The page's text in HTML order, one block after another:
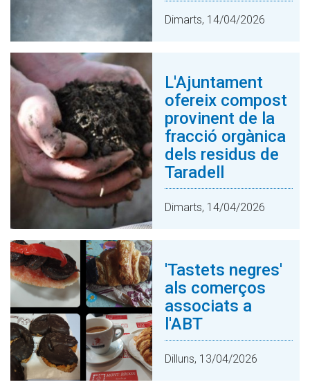
Dimarts, 14/04/2026
L'Ajuntament
ofereix compost
provinent de la
fracció orgànica
dels residus de
Taradell
Dimarts, 14/04/2026
'Tastets negres'
als comerços
associats a
l'ABT
Dilluns, 13/04/2026